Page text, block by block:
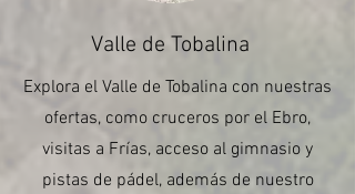
Valle de Tobalina
Explora el Valle de Tobalina con nuestras
ofertas, como cruceros por el Ebro,
visitas a Frías, acceso al gimnasio y
pistas de pádel, además de nuestro